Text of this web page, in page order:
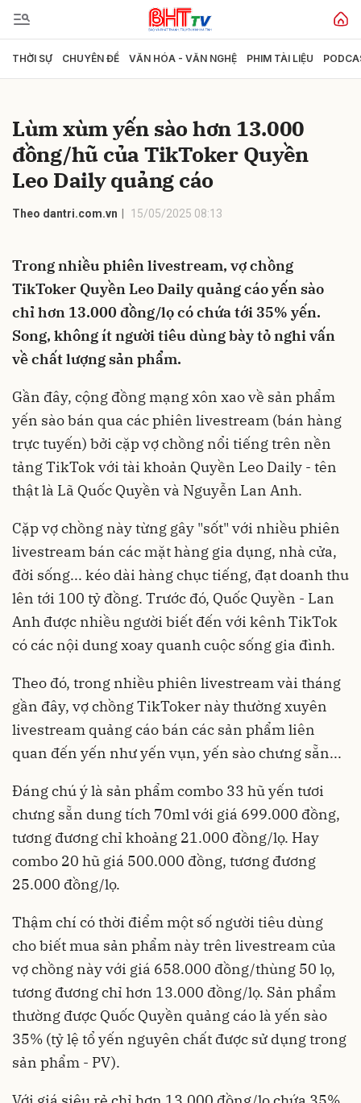
THỜI SỰ CHUYÊN ĐỀ VĂN HÓA - VĂN NGHỆ PHIM TÀI LIỆU
Lùm xùm yến sào hơn 13.000
đồng/hũ của TikToker Quyền
Leo Daily quảng cáo
Theo dantri.com.vn 15/05/2025 08:13
Trong nhiều phiên livestream, vợ chồng
TikToker Quyền Leo Daily quảng cáo yến sào
chỉ hơn 13.000 đồng/lọ có chứa tới 35% yến.
Song, không ít người tiêu dùng bày tỏ nghi vấn
về chất lượng sản phẩm.
Gần đây, cộng đồng mạng xôn xao về sản phẩm
yến sào bán qua các phiên livestream (bán hàng
trực tuyến) bởi cặp vợ chồng nổi tiếng trên nền
tảng TikTok với tài khoản Quyền Leo Daily - tên
thật là Lã Quốc Quyền và Nguyễn Lan Anh.
Cặp vợ chồng này từng gây "sốt" với nhiều phiên
livestream bán các mặt hàng gia dụng, nhà cửa,
đời sống... kéo dài hàng chục tiếng, đạt doanh thu
lên tới 100 tỷ đồng. Trước đó, Quốc Quyền - Lan
Anh được nhiều người biết đến với kênh TikTok
có các nội dung xoay quanh cuộc sống gia đình.
Theo đó, trong nhiều phiên livestream vài tháng
gần đây, vợ chồng TikToker này thường xuyên
livestream quảng cáo bán các sản phẩm liên
quan đến yến như yến vụn, yến sào chưng sẵn...
Đáng chú ý là sản phẩm combo 33 hũ yến tươi
chưng sẵn dung tích 70ml với giá 699.000 đồng,
tương đương chỉ khoảng 21.000 đồng/lọ. Hay
combo 20 hũ giá 500.000 đồng, tương đương
25.000 đồng/lọ.
Thậm chí có thời điểm một số người tiêu dùng
cho biết mua sản phẩm này trên livestream của
vợ chồng này với giá 658.000 đồng/thùng 50 lọ,
tương đương chỉ hơn 13.000 đồng/lọ. Sản phẩm
thường được Quốc Quyền quảng cáo là yến sào
35% (tỷ lệ tổ yến nguyên chất được sử dụng trong
sản phẩm - PV).
Gửi bình luận